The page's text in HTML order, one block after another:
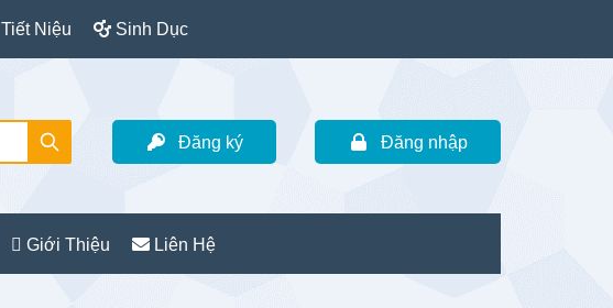
Tiết Niệu Sinh Dục
Đăng ký Đăng nhập
Giới Thiệu Liên Hệ